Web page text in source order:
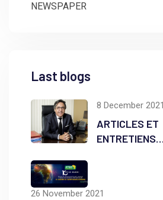
NEWSPAPER
Last blogs
8 December 2021
ARTICLES ET
ENTRETIENS
26 November 2021